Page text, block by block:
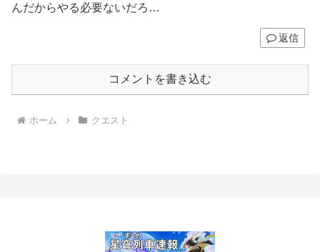
んだからやる必要ないだろ…
返信
コメントを書き込む
ホーム クエスト